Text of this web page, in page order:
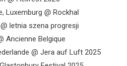
Luxemburg @ Rockhal
letnia szena progresji
Ancienne Belgique
@ Jera auf Luft 2025